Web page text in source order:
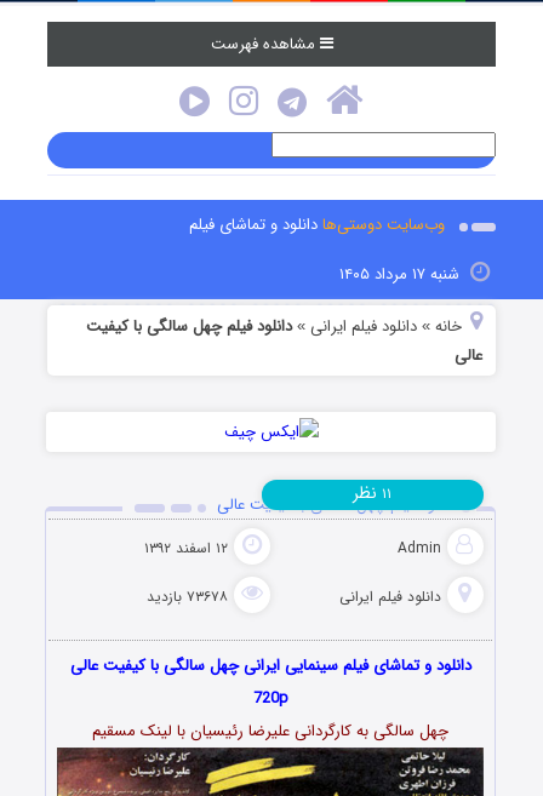
مشاهده فهرست
وب‌سایت دوستی‌هادانلود و تماشای فیلم
شنبه ۱۷ مرداد ۱۴۰۵
خانه »دانلود فیلم‌ ایرانی »دانلود فیلم چهل سالگی با کیفیت
عالی
دانلود فیلم چهل سالگی با کیفیت عالی
Admin ۱۲ اسفند ۱۳۹۲
دانلود فیلم‌ ایرانی ۷۳۶۷۸ بازدید
۱۱ نظر
دانلود و تماشای فیلم سینمایی ایرانی چهل سالگی با کیفیت عالی
720p
چهل سالگی به کارگردانی علیرضا رئیسیان با لینک مسقیم